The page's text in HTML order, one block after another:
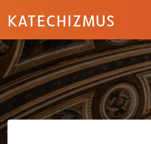
KATECHIZMUS